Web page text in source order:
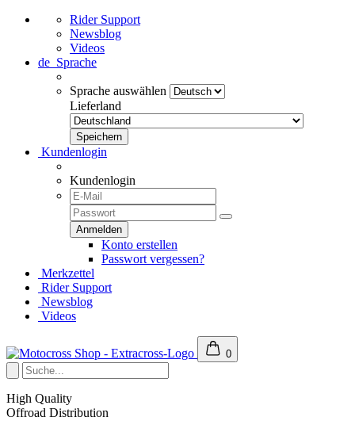
Rider Support
Newsblog
Videos
de Sprache
Sprache auswählen
Lieferland
Kundenlogin
Kundenlogin
Konto erstellen
Passwort vergessen?
Merkzettel
Rider Support
Newsblog
Videos
0
High Quality
Offroad Distribution